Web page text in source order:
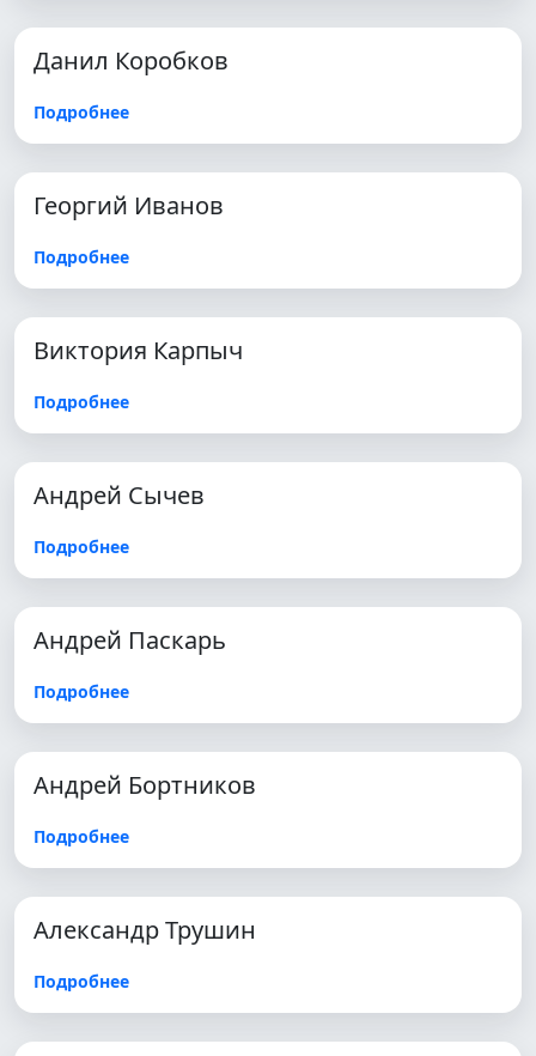
Данил Коробков
Подробнее
Георгий Иванов
Подробнее
Виктория Карпыч
Подробнее
Андрей Сычев
Подробнее
Андрей Паскарь
Подробнее
Андрей Бортников
Подробнее
Александр Трушин
Подробнее